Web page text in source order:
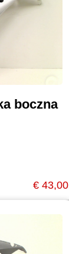
boczna
€ 43,00